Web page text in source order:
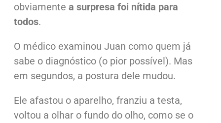
obviamente a surpresa foi nítida para
todos.
O médico examinou Juan como quem já
sabe o diagnóstico (o pior possível). Mas
em segundos, a postura dele mudou.
Ele afastou o aparelho, franziu a testa,
voltou a olhar o fundo do olho, como se o